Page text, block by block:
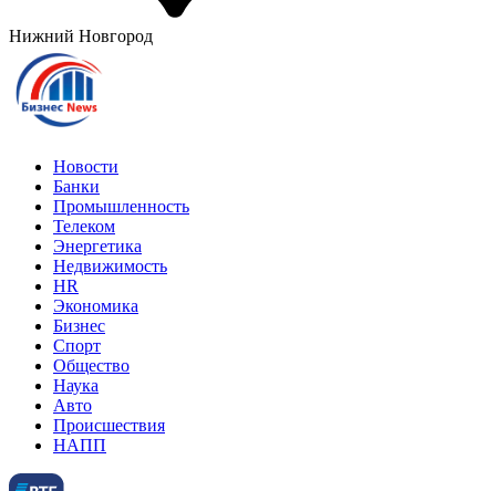
Нижний Новгород
Новости
Банки
Промышленность
Телеком
Энергетика
Недвижимость
HR
Экономика
Бизнес
Спорт
Общество
Наука
Авто
Происшествия
НАПП